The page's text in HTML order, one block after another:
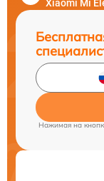
Xiaomi Mi
Нажимая на